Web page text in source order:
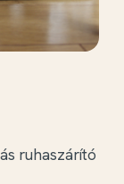
ruhaszárító